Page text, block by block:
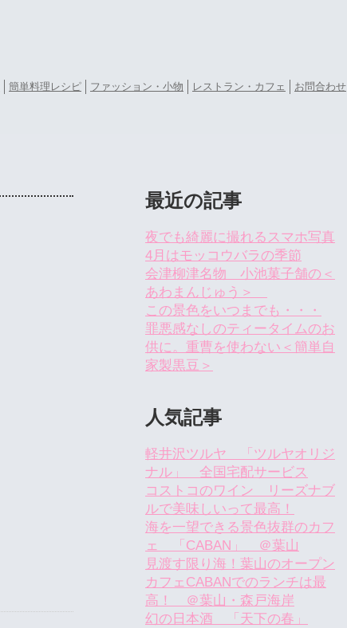
簡単料理レシピ ファッション・小物 レストラン・カフェ お問合わせ
最近の記事
夜でも綺麗に撮れるスマホ写真
4月はモッコウバラの季節
会津柳津名物 小池菓子舗の＜
あわまんじゅう＞
この景色をいつまでも・・・
罪悪感なしのティータイムのお
供に。重曹を使わない＜簡単自
家製黒豆＞
人気記事
軽井沢ツルヤ 「ツルヤオリジ
ナル」 全国宅配サービス
コストコのワイン リーズナブ
ルで美味しいって最高！
海を一望できる景色抜群のカフ
ェ 「CABAN」 ＠葉山
見渡す限り海！葉山のオープン
カフェCABANでのランチは最
高！ ＠葉山・森戸海岸
幻の日本酒 「天下の春」